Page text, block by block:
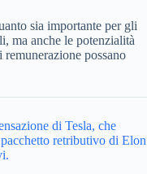
sia importante per gli
ma anche le potenzialità
possano
di Tesla, che
retributivo di Elon